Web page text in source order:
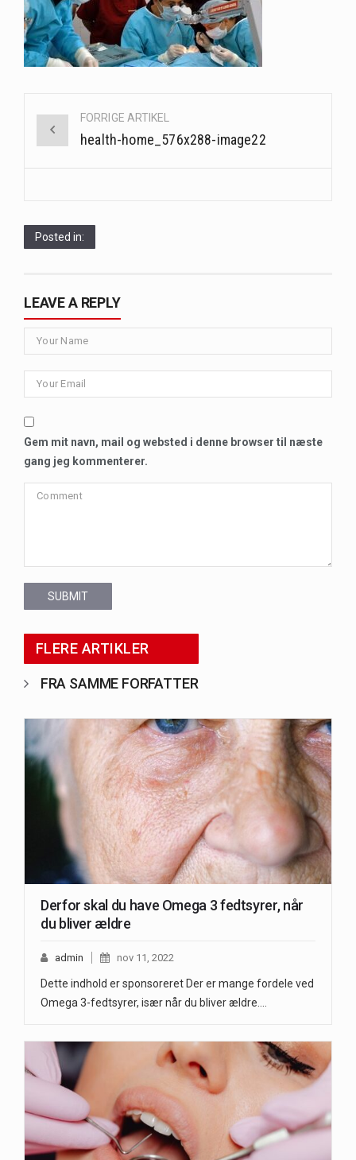
navigationFORRIGE ARTIKEL
health-home_576x288-image22
Posted in:
LEAVE A REPLY
Gem mit navn, mail og websted i denne browser til næste
gang jeg kommenterer.
SUBMIT
FLERE ARTIKLER
FRA SAMME FORFATTER
Derfor skal du have Omega 3 fedtsyrer, når
du bliver ældre
admin nov 11, 2022
Dette indhold er sponsoreret Der er mange fordele ved
Omega 3-fedtsyrer, især når du bliver ældre.…